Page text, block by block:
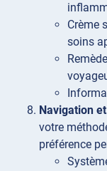
Crème
soins
Navigation
votre
préférence